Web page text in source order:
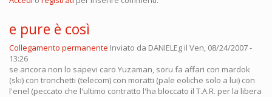
e pure è così
Collegamento permanente Inviato da DANIELEg il Ven, 08/24/2007 -
13:26
se ancora non lo sapevi caro Yuzaman, soru fa affari con mardok
(ski) con tronchetti (telecom) con moratti (pale eoliche solo a lui) con
l'enel (peccato che l'ultimo contratto l'ha bloccato il T.A.R. per la libera